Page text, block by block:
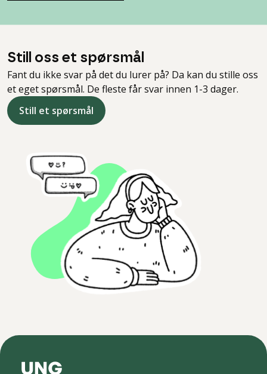
Still oss et spørsmål
Fant du ikke svar på det du lurer på? Da kan du stille oss
et eget spørsmål. De fleste får svar innen 1-3 dager.
Still et spørsmål